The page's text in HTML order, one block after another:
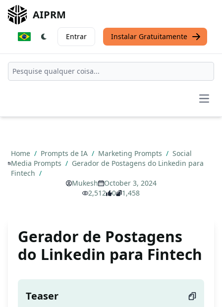
AIPRM
Entrar Instalar Gratuitamente
Home / Prompts de IA / Marketing Prompts / Social
Media Prompts / Gerador de Postagens do Linkedin para
Fintech /
Mukesh
October 3, 2024
2,512
0 1,458
Gerador de Postagens
do Linkedin para Fintech
Teaser